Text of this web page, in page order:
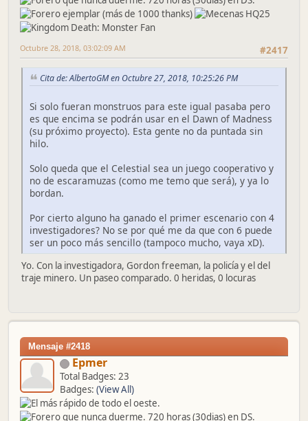
#2417
Octubre 28, 2018, 03:02:09 AM
Cita de: AlbertoGM en Octubre 27, 2018, 10:25:26 PM
Si solo fueran monstruos para este igual pasaba pero
es que encima se podrán usar en el Dawn of Madness
(su próximo proyecto). Esta gente no da puntada sin
hilo.
Solo queda que el Celestial sea un juego cooperativo y
no de escaramuzas (como me temo que será), y ya lo
bordan.
Por cierto alguno ha ganado el primer escenario con 4
investigadores? No se por qué me da que con 6 puede
ser un poco más sencillo (tampoco mucho, vaya xD).
Yo. Con la investigadora, Gordon freeman, la policía y el del
traje minero. Un paseo comparado. 0 heridas, 0 locuras
Mensaje #2418
Epmer
Total Badges: 23
Badges: (View All)